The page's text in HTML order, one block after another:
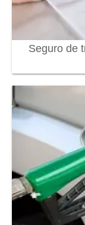
Seguro de